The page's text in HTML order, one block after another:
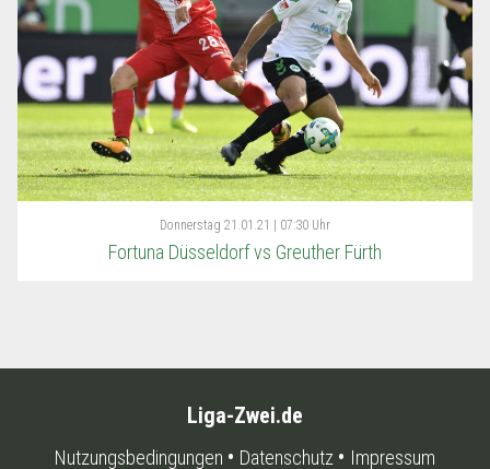
Donnerstag 21.01.21 | 07:30 Uhr
Fortuna Düsseldorf vs Greuther Fürth
Liga-Zwei.de
Nutzungsbedingungen Datenschutz Impressum